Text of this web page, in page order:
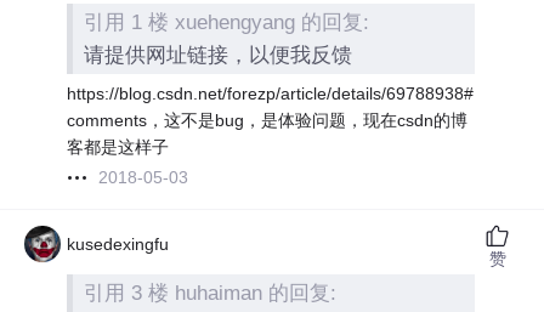
引用 1 楼 xuehengyang 的回复:
请提供网址链接，以便我反馈
https://blog.csdn.net/forezp/article/details/69788938#
comments，这不是bug，是体验问题，现在csdn的博
客都是这样子
2018-05-03
kusedexingfu
引用 3 楼 huhaiman 的回复:
赞